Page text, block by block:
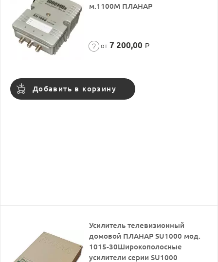
м.1100М ПЛАНАР
от 7 200,00 Р
Добавить в корзину
Усилитель телевизионный
домовой ПЛАНАР SU1000 мод.
1015-30Широкополосные
усилители серии SU1000